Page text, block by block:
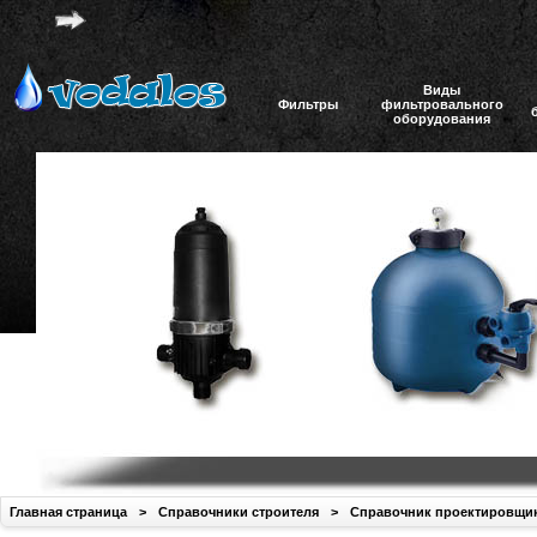
Фильтры
Виды
фильтровального
оборудования
Главная страница > Справочники строителя > Справочник